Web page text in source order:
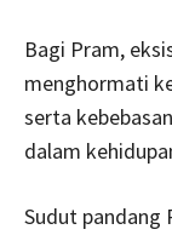
Bagi Pram,
menghormati
serta
dalam
Sudut pandang